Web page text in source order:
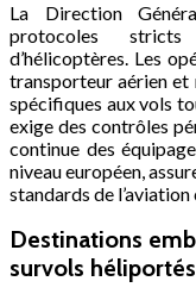
La Direction
protocoles stricts
d’hélicoptères. Les
transporteur aérien
spécifiques aux vols
exige des contrôles
continue des
niveau européen,
standards de
Destinations
survols